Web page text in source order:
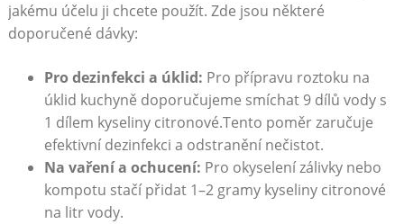
jakému účelu ji⁤ chcete ⁣použít. Zde jsou některé
doporučené dávky:
Pro dezinfekci a ⁢úklid: Pro⁤ přípravu roztoku na
úklid kuchyně doporučujeme smíchat 9 dílů vody ​s
1‌ dílem kyseliny ​citronové.Tento poměr zaručuje
efektivní dezinfekci a odstranění nečistot.
Na vaření a ochucení: Pro okyselení zálivky ⁣nebo
‍kompotu stačí přidat 1–2 ⁢gramy kyseliny citronové
na litr vody.